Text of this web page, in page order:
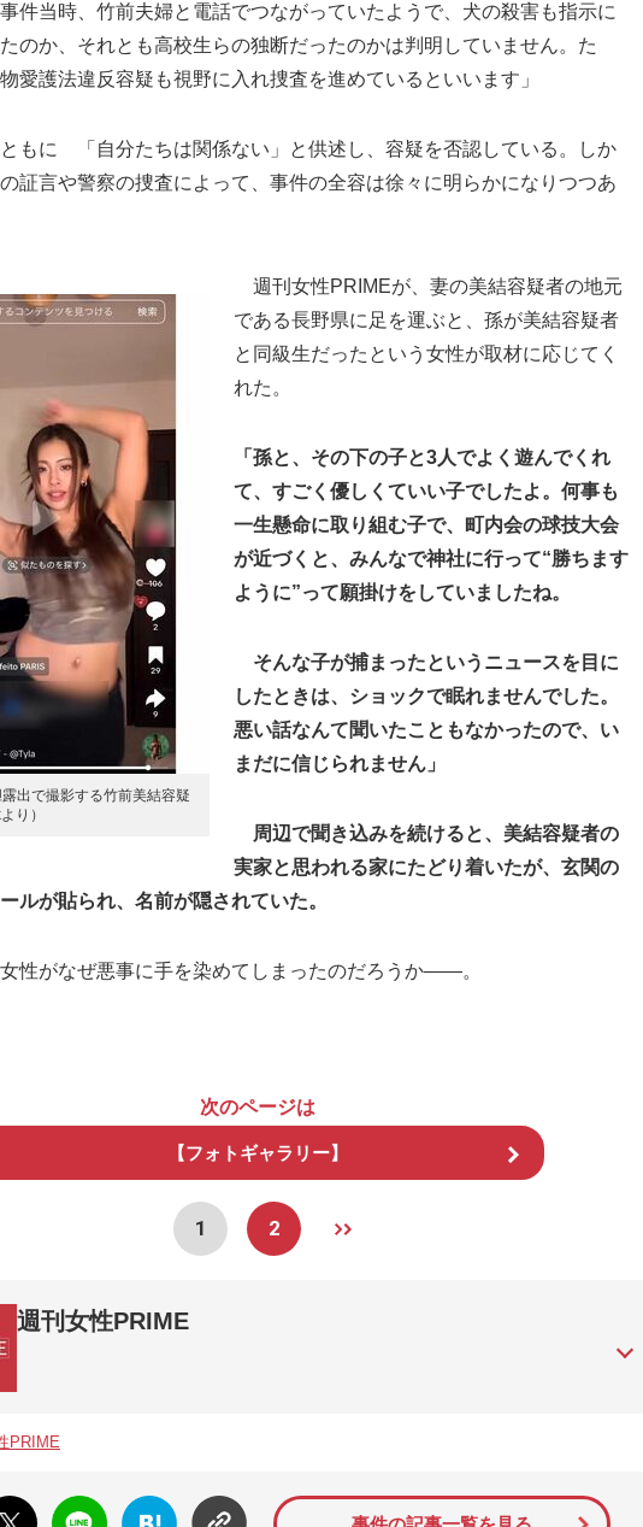
件当時、竹前夫婦と電話でつながっていたようで、犬の殺害も指示に
のか、それとも高校生らの独断だったのかは判明していません。た
愛護法違反容疑も視野に入れ捜査を進めているといいます」
もに 「自分たちは関係ない」と供述し、容疑を否認している。しか
証言や警察の捜査によって、事件の全容は徐々に明らかになりつつあ
出で撮影する竹前美結容疑
り）
週刊女性PRIMEが、妻の美結容疑者の地元
である長野県に足を運ぶと、孫が美結容疑者
と同級生だったという女性が取材に応じてく
れた。
「孫と、その下の子と3人でよく遊んでくれ
て、すごく優しくていい子でしたよ。何事も
一生懸命に取り組む子で、町内会の球技大会
が近づくと、みんなで神社に行って“勝ちます
ように”って願掛けをしていましたね。
そんな子が捕まったというニュースを目に
したときは、ショックで眠れませんでした。
悪い話なんて聞いたこともなかったので、い
まだに信じられません」
周辺で聞き込みを続けると、美結容疑者の
実家と思われる家にたどり着いたが、玄関の
ルが貼られ、名前が隠されていた。
性がなぜ悪事に手を染めてしまったのだろうか――。
次のページは
【フォトギャラリー】
1 2
週刊女性PRIME
週刊女性』の誌面に掲載された記事から、インターネット利用者層にとって特に関心の
PRIME
ス
LINE
はてな